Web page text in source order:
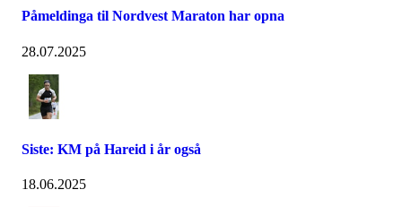
Påmeldinga til Nordvest Maraton har opna
28.07.2025
Siste: KM på Hareid i år også
18.06.2025